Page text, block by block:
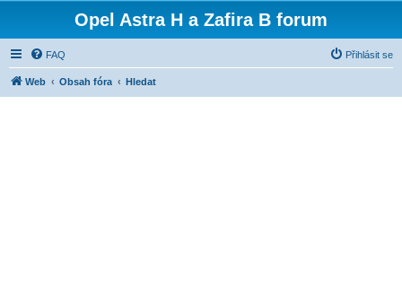
Opel Astra H a Zafira B forum
FAQ Přihlásit se
Web Obsah fóra Hledat